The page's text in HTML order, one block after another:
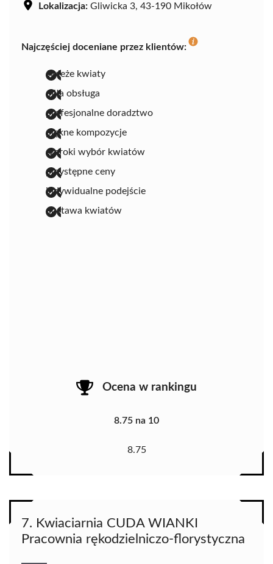
Lokalizacja: Gliwicka 3, 43-190 Mikołów
Najczęściej doceniane przez klientów:
świeże kwiaty
miła obsługa
profesjonalne doradztwo
piękne kompozycje
szeroki wybór kwiatów
przystępne ceny
indywidualne podejście
dostawa kwiatów
Ocena w rankingu
8.75 na 10
8.75
7. Kwiaciarnia CUDA WIANKI
Pracownia rękodzielniczo-florystyczna